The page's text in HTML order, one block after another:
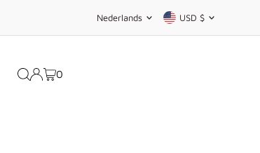
Nederlands
Valuta
USD $
0